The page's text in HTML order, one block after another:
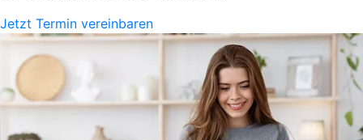
Jetzt Termin vereinbaren